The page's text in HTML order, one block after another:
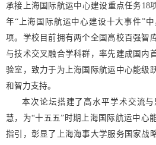
承接上海国际航运中心建设重点任务18
年“上海国际航运中心建设十大事件”
项。学校目前拥有两个全国高校百强智
与技术交叉融合学科群，率先建成国内
验室，致力于为上海国际航运中心能级
和智力支持。
本次论坛搭建了高水平学术交流
慧，为“十五五”时期上海国际航运中心
指引，彰显了上海海事大学服务国家战